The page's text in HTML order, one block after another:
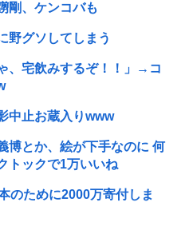
剛、ケンコバも
野グソしてしまう
、宅飲みするぞ！！」→コ
中止お蔵入りwww
博とか、絵が下手なのに 何
トックで1万いいね
のために2000万寄付しま